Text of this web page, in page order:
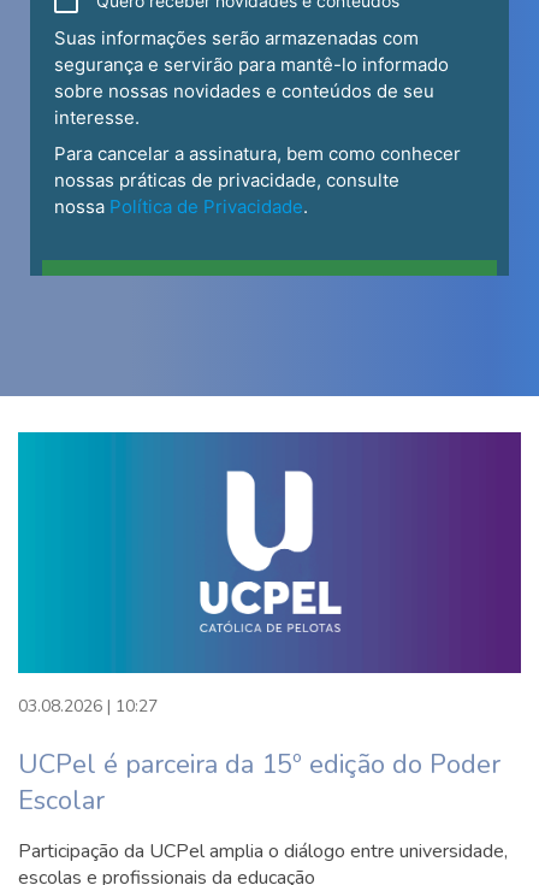
Literatura Infantojuvenil – 120h
Estágio em Pedagogia: Educação
Infantil Observação III – 10h
Ensino de Linguagens: Leitura, Escrita
e Expressão – 120h
Língua Brasileira de Sinais (Libras) –
30h
Estágio em Pedagogia: Educação
Infantil – 120h
5º Semestre
03.08.2026 | 10:27
UCPel é parceira da 15º edição do Poder
Escolar
Participação da UCPel amplia o diálogo entre universidade,
escolas e profissionais da educação